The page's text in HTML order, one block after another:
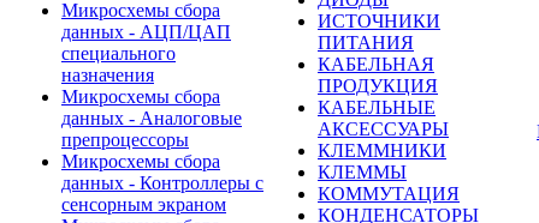
Микросхемы сбора
данных - АЦП/ЦАП
специального
назначения
Микросхемы сбора
данных - Аналоговые
препроцессоры
Микросхемы сбора
данных - Контроллеры с
сенсорным экраном
ИСТОЧНИКИ
ПИТАНИЯ
КАБЕЛЬНАЯ
ПРОДУКЦИЯ
КАБЕЛЬНЫЕ
АКСЕССУАРЫ
КЛЕММНИКИ
КЛЕММЫ
КОММУТАЦИЯ
КОНДЕНСАТОРЫ